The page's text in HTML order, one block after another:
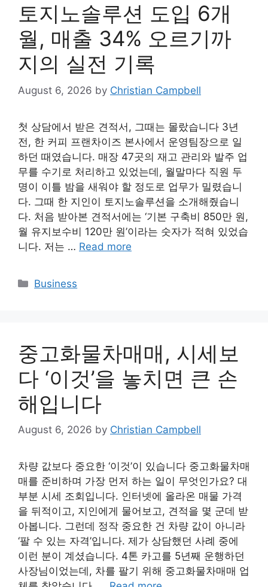
토지노솔루션 도입 6개
월, 매출 34% 오르기까
지의 실전 기록
August 6, 2026 by Christian Campbell
첫 상담에서 받은 견적서, 그때는 몰랐습니다 3년
전, 한 커피 프랜차이즈 본사에서 운영팀장으로 일
하던 때였습니다. 매장 47곳의 재고 관리와 발주 업
무를 수기로 처리하고 있었는데, 월말마다 직원 두
명이 이틀 밤을 새워야 할 정도로 업무가 밀렸습니
다. 그때 한 지인이 토지노솔루션을 소개해줬습니
다. 처음 받아본 견적서에는 ‘기본 구축비 850만 원,
월 유지보수비 120만 원’이라는 숫자가 적혀 있었습
니다. 저는 … Read more
Categories
Business
중고화물차매매, 시세보
다 ‘이것’을 놓치면 큰 손
해입니다
August 6, 2026 by Christian Campbell
차량 값보다 중요한 ‘이것’이 있습니다 중고화물차매
매를 준비하며 가장 먼저 하는 일이 무엇인가요? 대
부분 시세 조회입니다. 인터넷에 올라온 매물 가격
을 뒤적이고, 지인에게 물어보고, 견적을 몇 군데 받
아봅니다. 그런데 정작 중요한 건 차량 값이 아니라
‘팔 수 있는 자격’입니다. 제가 상담했던 사례 중에
이런 분이 계셨습니다. 4톤 카고를 5년째 운행하던
사장님이었는데, 차를 팔기 위해 중고화물차매매 업